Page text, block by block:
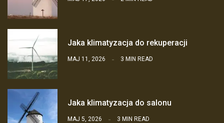
Jaka klimatyzacja do rekuperacji
MAJ 11, 2026 3 MIN READ
Jaka klimatyzacja do salonu
MAJ 5, 2026 3 MIN READ